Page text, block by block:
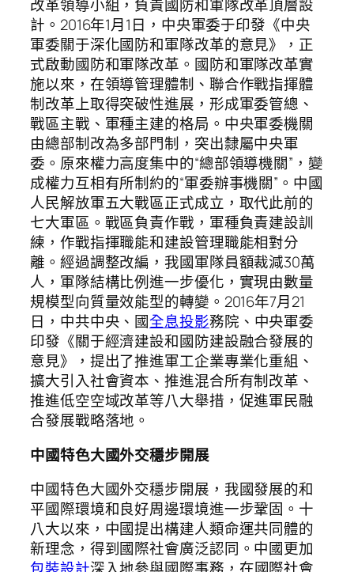
改革領導小組，負責國防和軍隊改革頂層設
計。2016年1月1日，中央軍委于印發《中央
軍委關于深化國防和軍隊改革的意見》，正
式啟動國防和軍隊改革。國防和軍隊改革實
施以來，在領導管理體制、聯合作戰指揮體
制改革上取得突破性進展，形成軍委管總、
戰區主戰、軍種主建的格局。中央軍委機關
由總部制改為多部門制，突出隸屬中央軍
委。原來權力高度集中的“總部領導機關”，變
成權力互相有所制約的“軍委辦事機關”。中國
人民解放軍五大戰區正式成立，取代此前的
七大軍區。戰區負責作戰，軍種負責建設訓
練，作戰指揮職能和建設管理職能相對分
離。經過調整改編，我國軍隊員額裁減30萬
人，軍隊結構比例進一步優化，實現由數量
規模型向質量效能型的轉變。2016年7月21
日，中共中央、國全息投影務院、中央軍委
印發《關于經濟建設和國防建設融合發展的
意見》，提出了推進軍工企業專業化重組、
擴大引入社會資本、推進混合所有制改革、
推進低空空域改革等八大舉措，促進軍民融
合發展戰略落地。
中國特色大國外交穩步開展
中國特色大國外交穩步開展，我國發展的和
平國際環境和良好周邊環境進一步鞏固。十
八大以來，中國提出構建人類命運共同體的
新理念，得到國際社會廣泛認同。中國更加